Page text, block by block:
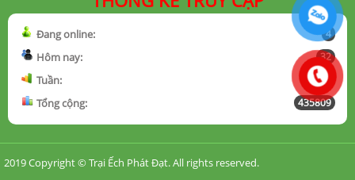
Đang online: 4
Hôm nay: 32
Tuần: 969
Tổng cộng: 435809
2019 Copyright ©Trại Ếch Phát Đạt. All rights reserved.